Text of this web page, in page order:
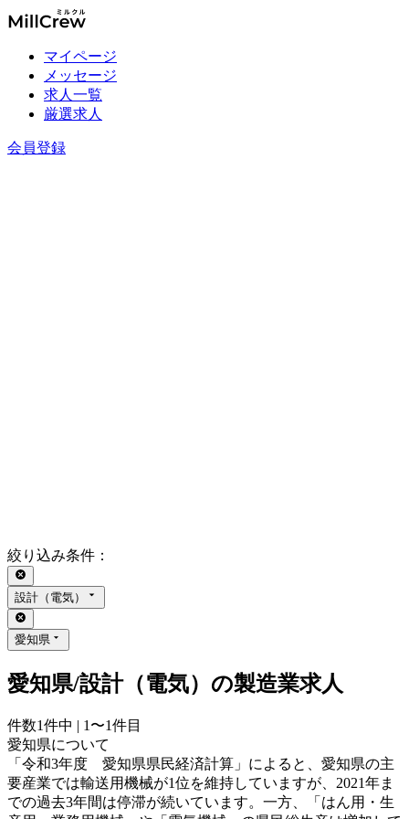
マイページ
メッセージ
求人一覧
厳選求人
会員登録
絞り込み条件 ：
設計（電気）
愛知県
愛知県/設計（電気）の製造業求人
件数1件中 | 1〜1件目
愛知県について
「令和3年度 愛知県県民経済計算」によると、愛知県の主
要産業では輸送用機械が1位を維持していますが、2021年ま
での過去3年間は停滞が続いています。一方、「はん用・生